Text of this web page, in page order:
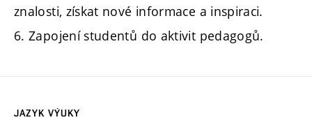
znalosti, získat nové informace a inspiraci.
6. Zapojení studentů do aktivit pedagogů.
JAZYK VÝUKY